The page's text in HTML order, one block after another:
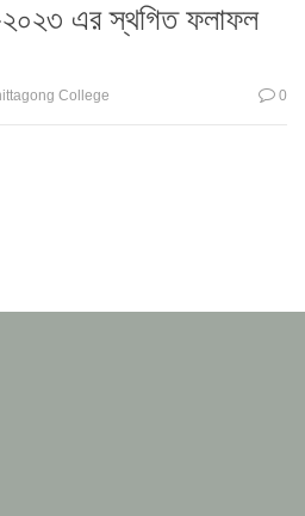
২০২৩ এর স্থগিত ফলাফল
College 0